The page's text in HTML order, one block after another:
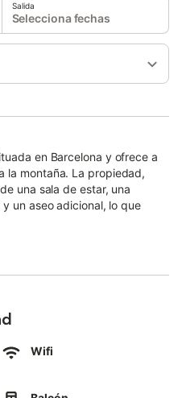
Salida
Selecciona fechas
en Barcelona y ofrece a
la montaña. La propiedad,
una sala de estar, una
un aseo adicional, lo que
su entretenimiento.
con piscina privada, jardín,
Wifi